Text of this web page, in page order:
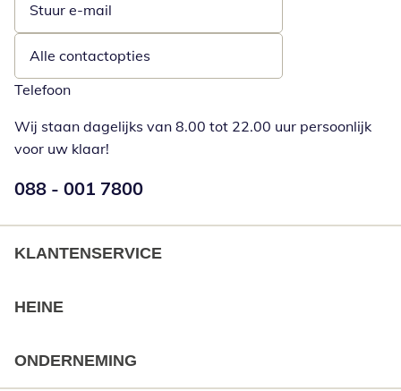
Stuur e-mail
Opent e-mailclient
Alle contactopties
Telefoon
Wij staan dagelijks van 8.00 tot 22.00 uur persoonlijk
voor uw klaar!
Telefoonnummer:
088 - 001 7800
KLANTENSERVICE
HEINE
ONDERNEMING